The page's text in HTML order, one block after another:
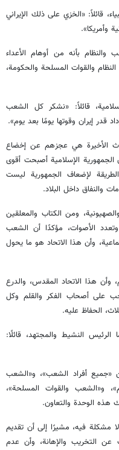
قائلاً: «الخزي على ذلك الإيراني
وأمريكا».
والنظام بأنه من أوهام الأعداء
والقوات المسلحة والحكومة،
قائلاً: «نشكر كل الشعب
قدر إيران وقوتها يومًا بعد يوم».
الأخيرة هي عجزهم عن إخضاع
الجمهورية الإسلامية أصبحت أقوى
أن الطريقة لإضعاف الجمهورية ليست
والنفاق داخل البلاد.
ومن الكتاب والمعلقين
وتعدد الأصوات، مؤكدًا أن الشعب
وأن هذا الاتحاد هو ما يحول
وأن هذا الاتحاد المقدس، والدرع
على أصحاب الفكر والقلم وكل
الحفاظ عليه.
النشيط والمجتهد، قائلًا:
«جميع أفراد الشعب»، و«الشعب
و«الشعب والقوات المسلحة»،
هذه الوحدة والتعاون.
مشكلة فيه، مشيرًا إلى أن تقديم
التخريب والإهانة، وأن عدم